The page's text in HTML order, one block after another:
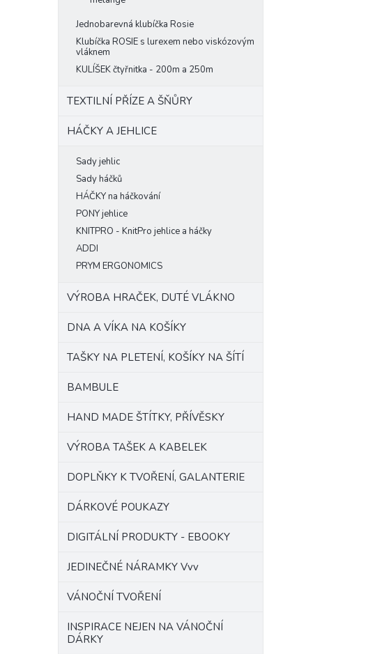
Jednobarevná klubíčka Rosie
Klubíčka ROSIE s lurexem nebo viskózovým
vláknem
KULÍŠEK čtyřnitka - 200m a 250m
TEXTILNÍ PŘÍZE A ŠŇŮRY
HÁČKY A JEHLICE
Sady jehlic
Sady háčků
HÁČKY na háčkování
PONY jehlice
KNITPRO - KnitPro jehlice a háčky
ADDI
PRYM ERGONOMICS
VÝROBA HRAČEK, DUTÉ VLÁKNO
DNA A VÍKA NA KOŠÍKY
TAŠKY NA PLETENÍ, KOŠÍKY NA ŠÍTÍ
BAMBULE
HAND MADE ŠTÍTKY, PŘÍVĚSKY
VÝROBA TAŠEK A KABELEK
DOPLŇKY K TVOŘENÍ, GALANTERIE
DÁRKOVÉ POUKAZY
DIGITÁLNÍ PRODUKTY - EBOOKY
JEDINEČNÉ NÁRAMKY Vvv
VÁNOČNÍ TVOŘENÍ
INSPIRACE NEJEN NA VÁNOČNÍ
DÁRKY